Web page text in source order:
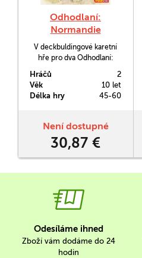
Odhodlaní:
Normandie
V deckbuldingové karetní
hře pro dva Odhodlaní:
velení čety americké či
německé pěchoty, s níž
podniknete několik misí, ve
klíčové cíle a bojovat za
jejich udržení.
Hráčů
2
Věk
10 let
Délka hry
45-60
Není dostupné
30,87 €
Odesíláme ihned
Zboží vám dodáme do 24
hodin